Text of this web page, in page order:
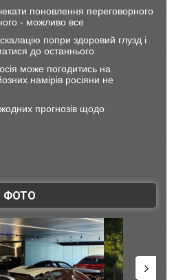
поновлення переговорного
- можливо все
попри здоровий глузд і
до останнього
може погодитись на
намірів росіяни не
прогнозів щодо
ФОТО